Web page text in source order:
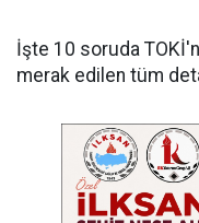
İşte 10 soruda
merak edilen tüm